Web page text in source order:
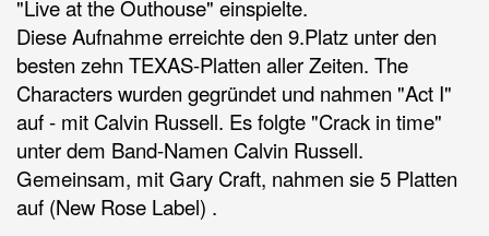
"Live at the Outhouse" einspielte.
Diese Aufnahme erreichte den 9.Platz unter den
besten zehn TEXAS-Platten aller Zeiten. The
Characters wurden gegründet und nahmen "Act I"
auf - mit Calvin Russell. Es folgte "Crack in time"
unter dem Band-Namen Calvin Russell.
Gemeinsam, mit Gary Craft, nahmen sie 5 Platten
auf (New Rose Label) .